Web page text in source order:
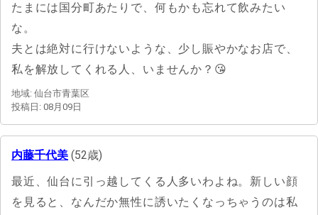
たまには国分町あたりで、何もかも忘れて飲みたい
な。
夫とは絶対に行けないような、少し賑やかなお店で、
私を解放してくれる人、いませんか？😘
地域: 仙台市青葉区
投稿日: 08月09日
内藤千代美 (52歳)
最近、仙台に引っ越してくる人多いわよね。新しい顔
を見ると、なんだか無性に誘いたくなっちゃうのは私